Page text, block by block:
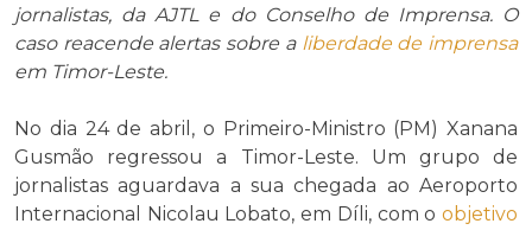
jornalistas, da AJTL e do Conselho de Imprensa. O
caso reacende alertas sobre a liberdade de imprensa
em Timor-Leste.
No dia 24 de abril, o Primeiro-Ministro (PM) Xanana
Gusmão regressou a Timor-Leste. Um grupo de
jornalistas aguardava a sua chegada ao Aeroporto
Internacional Nicolau Lobato, em Díli, com o objetivo